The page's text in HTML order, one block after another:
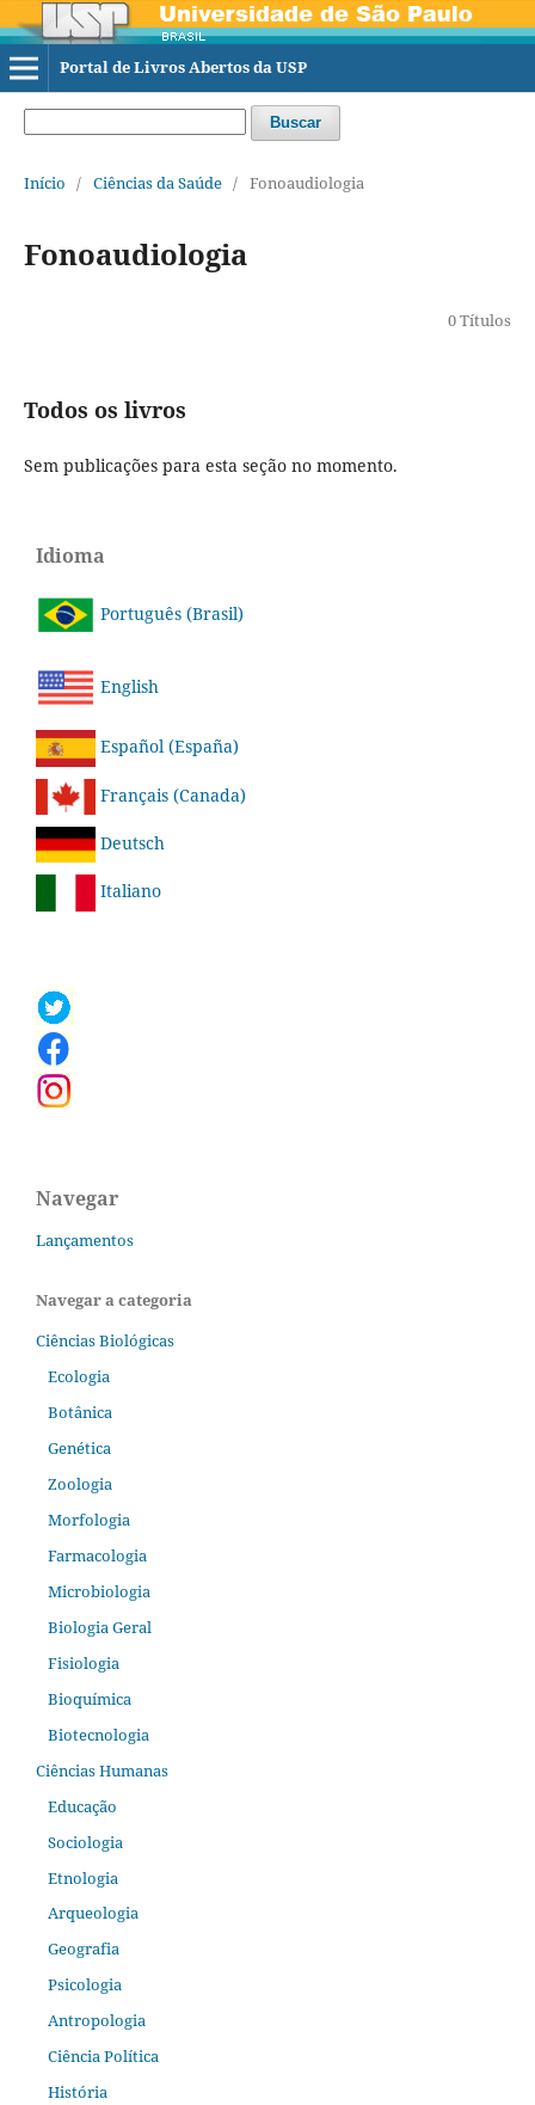
Portal de Livros Abertos da USP
Buscar
Início / Ciências da Saúde / Fonoaudiologia
Fonoaudiologia
0 Títulos
Todos os livros
Sem publicações para esta seção no momento.
Idioma
Português (Brasil)
English
Español (España)
Français (Canada)
Deutsch
Italiano
Navegar
Lançamentos
Navegar a categoria
Ciências Biológicas
Ecologia
Botânica
Genética
Zoologia
Morfologia
Farmacologia
Microbiologia
Biologia Geral
Fisiologia
Bioquímica
Biotecnologia
Ciências Humanas
Educação
Sociologia
Etnologia
Arqueologia
Geografia
Psicologia
Antropologia
Ciência Política
História